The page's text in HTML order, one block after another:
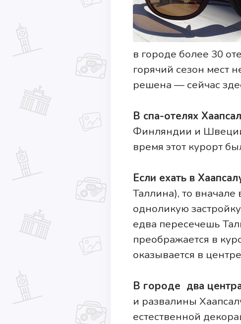
в городе более 30
горячий сезон мест
решена — сейчас
В спа-отелях
Финляндии и Швеции.
время этот курорт
Если ехать в
Таллина), то
одноликую
едва пересечешь
преображается в
оказывается в
В городе два
и развалины
естественной